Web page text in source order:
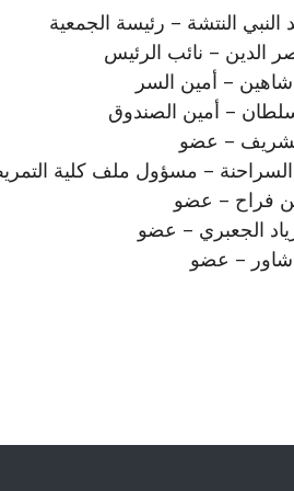
النبي النتشة – رئيسة الجمعية
الدين – نائب الرئيس
– أمين السر
– أمين الصندوق
– عضو
– مسؤول ملف كلية
فراح – عضو
الجعبري – عضو
– عضو